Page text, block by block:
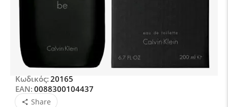
EAN: 0088300104437
Κωδικός: 20165
Share